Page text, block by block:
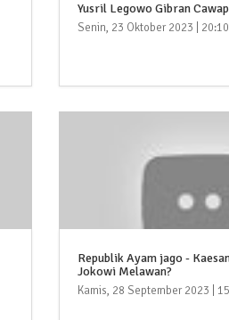
Yusril Legowo Gibran
Senin, 23 Oktober 2023 | 20:10
Republik Ayam jago -
Jokowi Melawan?
Kamis, 28 September 2023 |